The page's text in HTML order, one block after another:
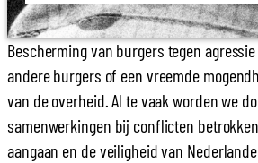
Bescherming van burgers tegen
andere burgers of een vreemde
van de overheid. Al te vaak worden we
samenwerkingen bij conflicten
aangaan en de veiligheid van